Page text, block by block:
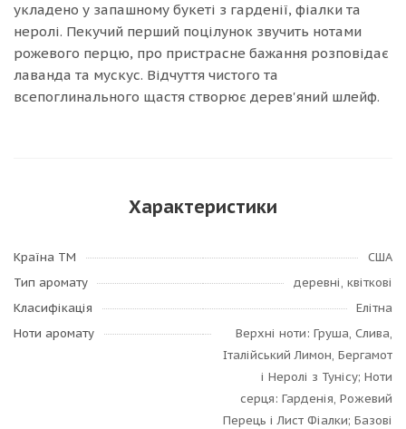
укладено у запашному букеті з гарденії, фіалки та
неролі. Пекучий перший поцілунок звучить нотами
рожевого перцю, про пристрасне бажання розповідає
лаванда та мускус. Відчуття чистого та
всепоглинального щастя створює дерев'яний шлейф.
Характеристики
Країна ТМ
США
Тип аромату
деревні, квіткові
Класифікація
Елітна
Ноти аромату
Верхні ноти: Груша, Слива,
Італійський Лимон, Бергамот
і Неролі з Тунісу; Ноти
серця: Гарденія, Рожевий
Перець і Лист Фіалки; Базові